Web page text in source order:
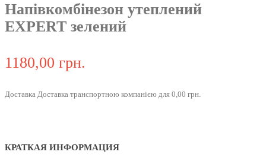
Напівкомбінезон утеплений
EXPERT зелений
1180,00 грн.
Доставка Доставка транспортною компанією для 0,00 грн.
КРАТКАЯ ИНФОРМАЦИЯ